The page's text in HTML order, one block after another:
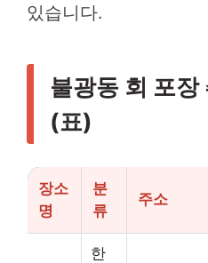
있습니다.
불광동 회 포장
(표)
장소
명
분
류
주소
한